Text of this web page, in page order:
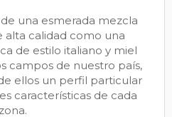
una esmerada mezcla
alta calidad como una
de estilo italiano y miel
campos de nuestro país,
ellos un perfil particular
características de cada
zona.